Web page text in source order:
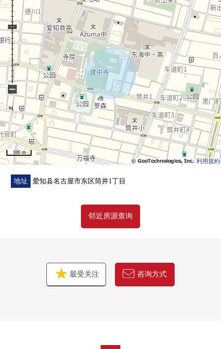
・生活是冷的日，但是能温暖地渡过的地板暖气的
・会话兴奋起来的开放式厨房
・附带净水器、洗碗机的组合厨房
・也便于雨天的洗衣的浴室换气干燥机的
▼周边环境
・到筒井小学到约110m、azuma中学约300m
■在找想要的家方面给予帮助的━━━━━・・・
房源的详细、需讨论是如有意向，请跟我们联系。
利用規約
100 m
−
地址 爱知县名古屋市东区筒井1丁目
邻近房源查询
最受关注 咨询方式